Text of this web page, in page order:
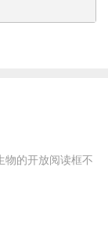
物的开放阅读框不